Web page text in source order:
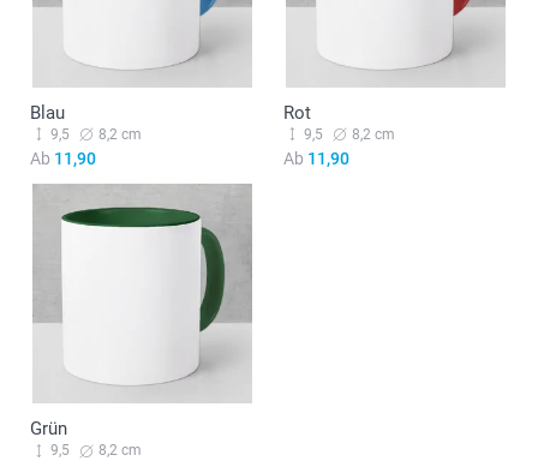
Blau
9,5 8,2 cm
Ab 11,90
Rot
9,5 8,2 cm
Ab 11,90
Grün
9,5 8,2 cm